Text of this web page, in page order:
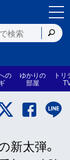
の ゆかりの
部屋
トリ
新太弾。